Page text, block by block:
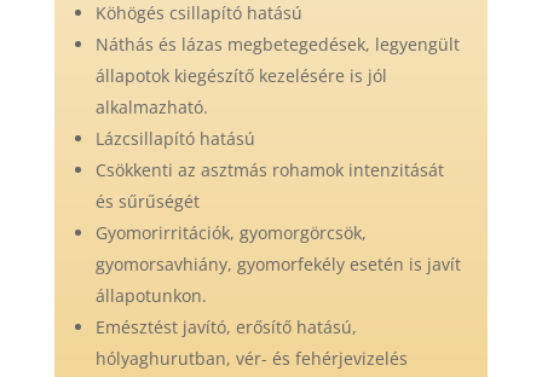
Köhögés csillapító hatású
Náthás és lázas megbetegedések, legyengült
állapotok kiegészítő kezelésére is jól
alkalmazható.
Lázcsillapító hatású
Csökkenti az asztmás rohamok intenzitását
és sűrűségét
Gyomorirritációk, gyomorgörcsök,
gyomorsavhiány, gyomorfekély esetén is javít
állapotunkon.
Emésztést javító, erősítő hatású,
hólyaghurutban, vér- és fehérjevizelés